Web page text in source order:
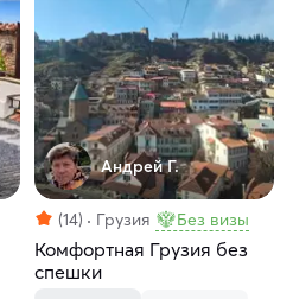
Андрей Г.
(14) Грузия Без визы
Комфортная Грузия без
спешки